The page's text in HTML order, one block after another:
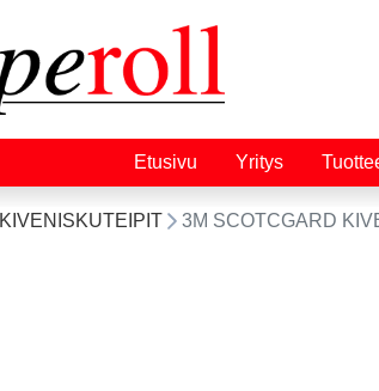
Etusivu Yritys
KIVENISKUTEIPIT 3M SCOTCGARD